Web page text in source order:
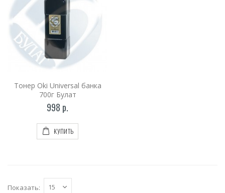
..
998 р.
Купить
Тонер Oki Universal банка
700г Булат
998 р.
КУПИТЬ
Показать: